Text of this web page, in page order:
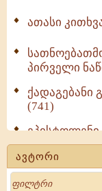
ათასი
პირველი
ქადაგებანი
(741)
(723)
მოძღვრის
ავტორი
Search